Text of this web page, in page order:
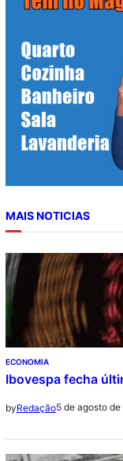
MAIS NOTICIAS
ECONOMIA
Ibovespa fecha
byRedação5 de agosto